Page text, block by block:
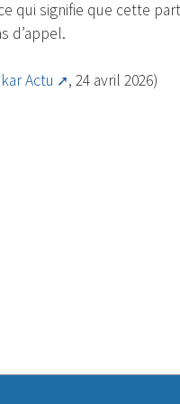
qui signifie que cette
d’appel.
Actu , 24 avril 2026)